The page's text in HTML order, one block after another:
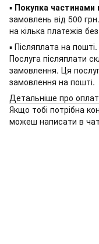
▪ Покупка частинами
замовлень від 500
на кілька платежів
▪ Післяплата на
Послуга післяплати
замовлення. Ця
замовлення на пошті.
Детальніше про
Якщо тобі потрібна
можеш написати в